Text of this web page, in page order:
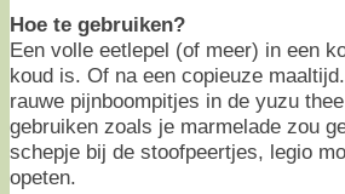
Hoe te gebruiken?
Een volle eetlepel (of meer) in een
koud is. Of na een copieuze
rauwe pijnboompitjes in de yuzu
gebruiken zoals je marmelade zou
schepje bij de stoofpeertjes, legio
opeten.